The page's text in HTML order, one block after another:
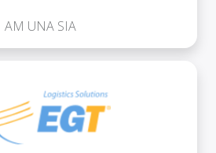
AM UNA SIA